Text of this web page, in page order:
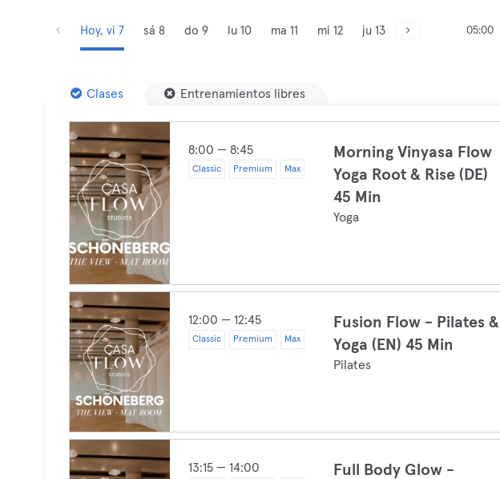
Hoy, vi 7 sá 8 do 9 lu 10 ma 11 mi 12 ju 13 05:00
Clases Entrenamientos libres
8:00 — 8:45
Classic Premium Max
Morning Vinyasa Flow
Yoga Root & Rise (DE)
45 Min
Yoga
12:00 — 12:45
Classic Premium Max
Fusion Flow - Pilates &
Yoga (EN) 45 Min
Pilates
13:15 — 14:00
Full Body Glow -